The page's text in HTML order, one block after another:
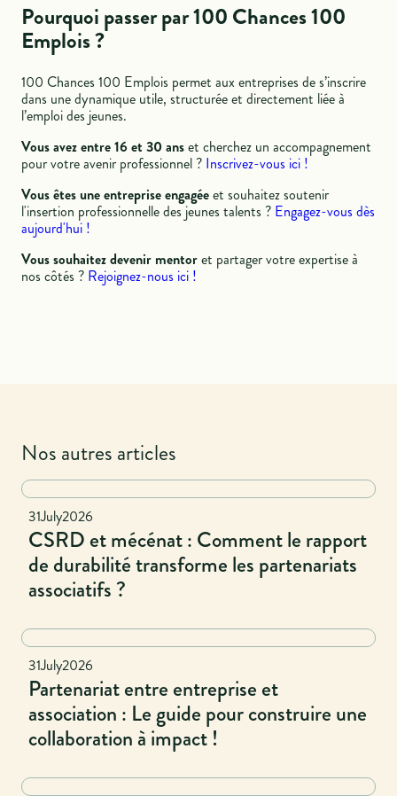
Pourquoi passer par 100 Chances 100
Emplois ?
100 Chances 100 Emplois permet aux entreprises de s’inscrire
dans une dynamique utile, structurée et directement liée à
l’emploi des jeunes.
Vous avez entre 16 et 30 anset cherchez un accompagnement
pour votre avenir professionnel ? Inscrivez-vous ici !
Vous êtes une entreprise engagéeet souhaitez soutenir
l'insertion professionnelle des jeunes talents ? Engagez-vous dès
aujourd'hui !
Vous souhaitez devenir mentoret partager votre expertise à
nos côtés ? Rejoignez-nous ici !
Nos autres articles
National
31July2026
CSRD et mécénat : Comment le rapport
de durabilité transforme les partenariats
associatifs ?
Naional
31July2026
Partenariat entre entreprise et
association : Le guide pour construire une
collaboration à impact !